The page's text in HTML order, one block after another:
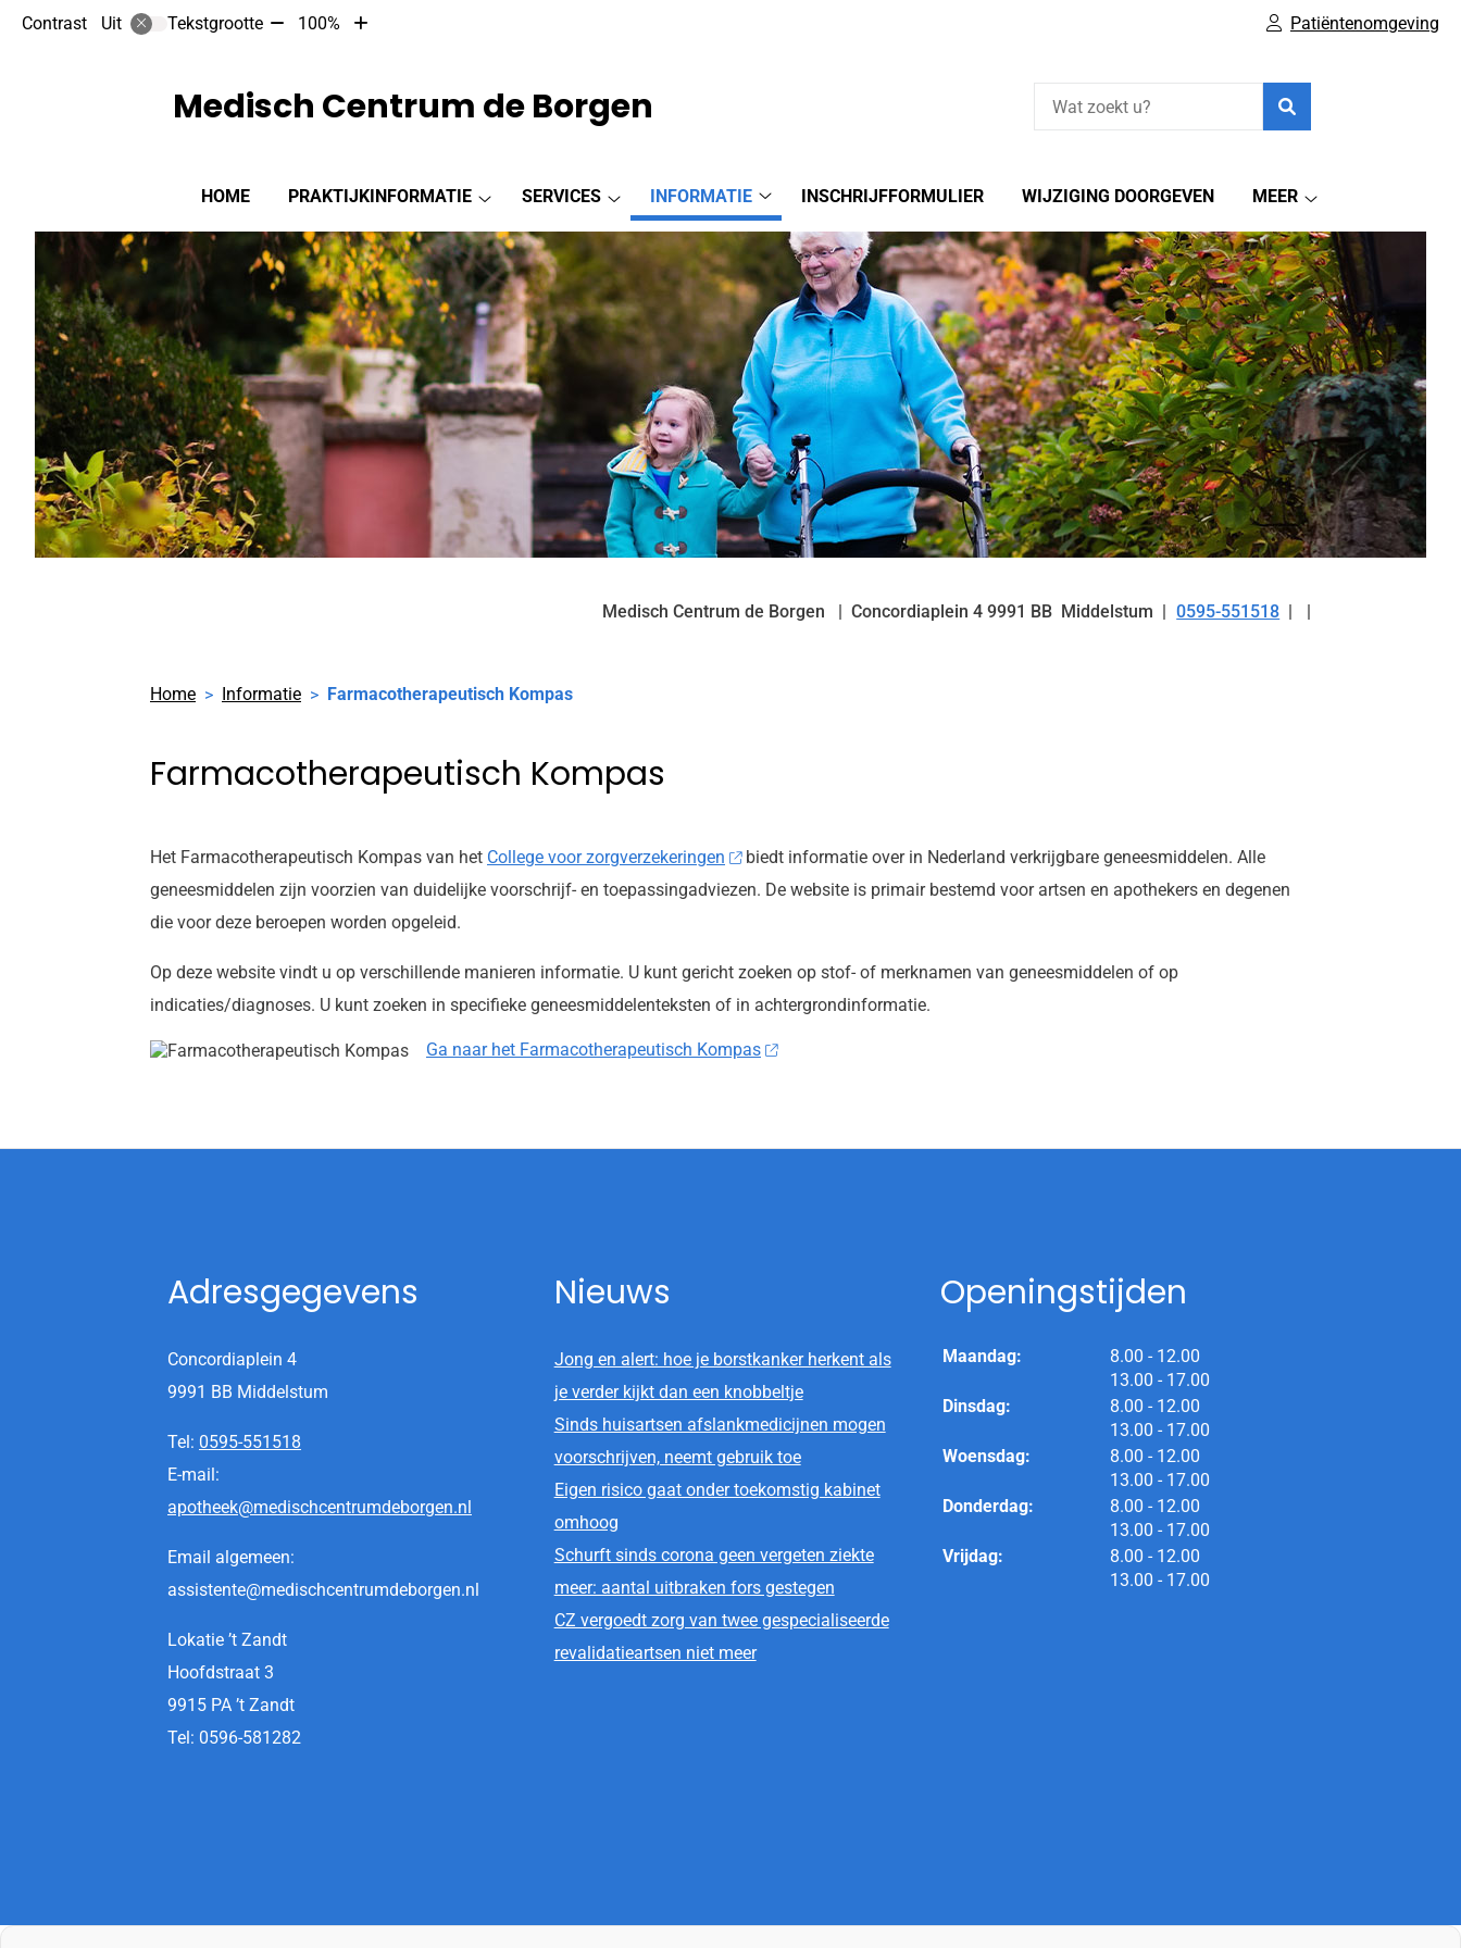
Contrast Uit Tekstgrootte Tekst
10%
100%
Tekst
Patiëntenomgeving
Hoofdmenu
HOME
PRAKTIJKINFORMATIE
submenu
SERVICES
Services
submenu
INFORMATIE
Informatie
submenu
INSCHRIJFFORMULIER WIJZIGING DOORGEVEN
MEER
submenu
Medisch Centrum de Borgen
Medisch Centrum de Borgen Concordiaplein 4 9991 BB Middelstum Tel:
0595-551518
Home Informatie Farmacotherapeutisch Kompas
Farmacotherapeutisch Kompas
Het Farmacotherapeutisch Kompas van het College voor zorgverzekeringen
biedt informatie over in Nederland verkrijgbare geneesmiddelen. Alle
geneesmiddelen zijn voorzien van duidelijke voorschrijf- en toepassingadviezen. De website is primair bestemd voor artsen en apothekers en degenen
die voor deze beroepen worden opgeleid.
Op deze website vindt u op verschillende manieren informatie. U kunt gericht zoeken op stof- of merknamen van geneesmiddelen of op
indicaties/diagnoses. U kunt zoeken in specifieke geneesmiddelenteksten of in achtergrondinformatie.
Ga naar het Farmacotherapeutisch Kompas
Adresgegevens
Concordiaplein 4
9991 BB Middelstum
Tel: 0595-551518
E-mail:
apotheek@medischcentrumdeborgen.nl
Email algemeen:
assistente@medischcentrumdeborgen.nl
Lokatie ’t Zandt
Hoofdstraat 3
9915 PA ’t Zandt
Tel: 0596-581282
Nieuws
Jong en alert: hoe je borstkanker herkent als
je verder kijkt dan een knobbeltje
Sinds huisartsen afslankmedicijnen mogen
voorschrijven, neemt gebruik toe
Eigen risico gaat onder toekomstig kabinet
omhoog
Schurft sinds corona geen vergeten ziekte
meer: aantal uitbraken fors gestegen
CZ vergoedt zorg van twee gespecialiseerde
revalidatieartsen niet meer
Openingstijden
Maandag: 8.00 tot
- 12.00
13.00 tot
- 17.00
Dinsdag:
8.00 tot
- 12.00
13.00 tot
- 17.00
Woensdag:
8.00 tot
- 12.00
13.00 tot
- 17.00
Donderdag:
8.00 tot
- 12.00
13.00 tot
- 17.00
Vrijdag:
8.00 tot
- 12.00
13.00 tot
- 17.00